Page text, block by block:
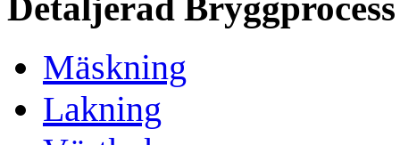
Detaljerad Bryggprocess
Mäskning
Lakning